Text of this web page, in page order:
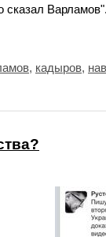
сказал Варламов".
, кадыров,